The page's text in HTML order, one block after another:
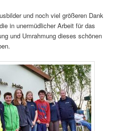
und noch viel größeren Dank
in unermüdlicher Arbeit für das
und Umrahmung dieses schönen